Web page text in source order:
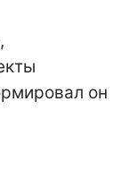
он